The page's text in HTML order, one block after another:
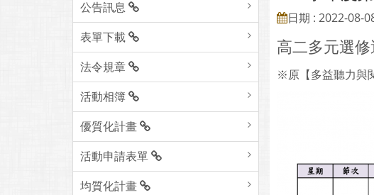
公告訊息
表單下載
法令規章
活動相簿
優質化計畫
活動申請表單
均質化計畫
日期 : 2022-08-
高二多元選修
※原【多益聽力與